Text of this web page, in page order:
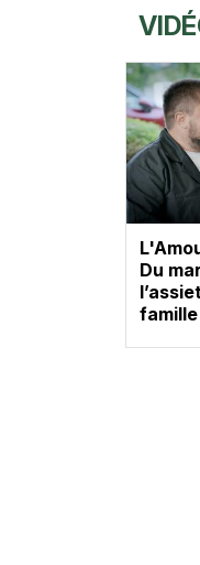
Du